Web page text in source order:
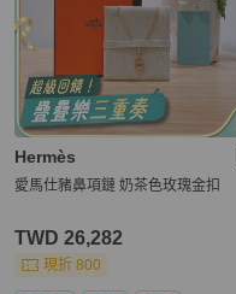
Hermès
愛馬仕豬鼻項鏈 奶茶色玫瑰金扣
TWD 26,282
現折 800